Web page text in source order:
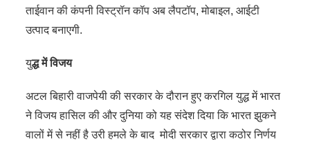
ताईवान की कंपनी विस्ट्रॉन कॉप अब लैपटॉप, मोबाइल, आईटी
उत्पाद बनाएगी.
युद्ध में विजय
अटल बिहारी वाजपेयी की सरकार के दौरान हुए करगिल युद्ध में भारत
ने विजय हासिल की और दुनिया को यह संदेश दिया कि भारत झुकने
वालों में से नहीं है उरी हमले के बाद मोदी सरकार द्वारा कठोर निर्णय